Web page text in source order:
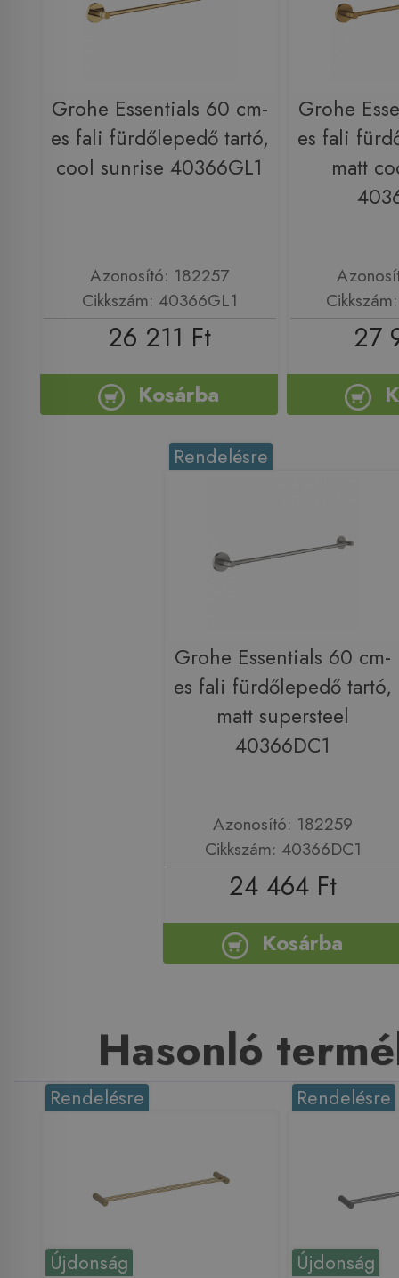
Grohe Essentials 60 cm-
es fali fürdőlepedő tartó,
cool sunrise 40366GL1
Azonosító: 182257
Cikkszám: 40366GL1
26 211 Ft
Kosárba
Grohe
es fali
matt
27
Rendelésre
Grohe Essentials 60 cm-
es fali fürdőlepedő tartó,
matt supersteel
40366DC1
Azonosító: 182259
Cikkszám: 40366DC1
24 464 Ft
Kosárba
Hasonló
Újdonság
Rendelésre
Újdonság
Rendelésre